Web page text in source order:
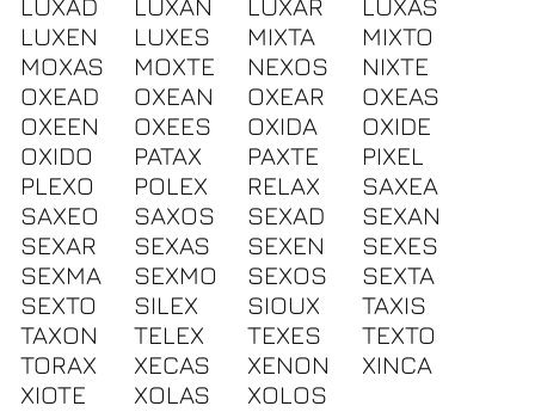
LUXAD
LUXAN LUXAR
LUXAS
LUXEN
LUXES MIXTA
MIXTO
MOXAS
MOXTE NEXOS
NIXTE
OXEAD
OXEAN OXEAR
OXEAS
OXEEN
OXEES OXIDA
OXIDE
OXIDO
PATAX PAXTE
PIXEL
PLEXO
POLEX RELAX
SAXEA
SAXEO
SAXOS SEXAD
SEXAN
SEXAR
SEXAS SEXEN
SEXES
SEXMA
SEXMO SEXOS
SEXTA
SEXTO
SILEX SIOUX
TAXIS
TAXON
TELEX TEXES
TEXTO
TORAX
XECAS XENON
XINCA
XIOTE
XOLAS XOLOS